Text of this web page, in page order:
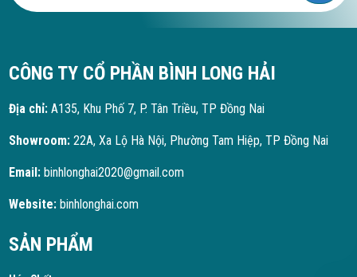
CÔNG TY CỔ PHẦN BÌNH LONG HẢI
Địa chỉ:A135, Khu Phố 7, P. Tân Triều, TP Đồng Nai
Showroom:22A, Xa Lộ Hà Nội, Phường Tam Hiệp, TP Đồng Nai
Email:binhlonghai2020@gmail.com
Website: binhlonghai.com
SẢN PHẨM